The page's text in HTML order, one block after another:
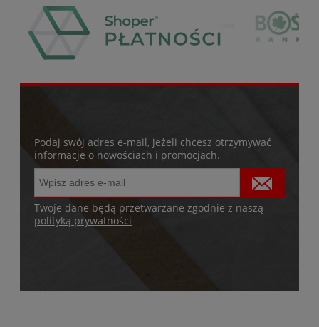
Podaj swój adres e-mail, jeżeli chcesz otrzymywać
informacje o nowościach i promocjach.
Twoje dane będą przetwarzane zgodnie z naszą
polityką prywatności